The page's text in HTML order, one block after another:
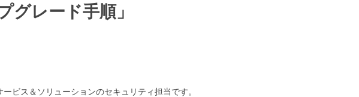
レード手順」
ビス＆ソリューションのセキュリティ担当です。